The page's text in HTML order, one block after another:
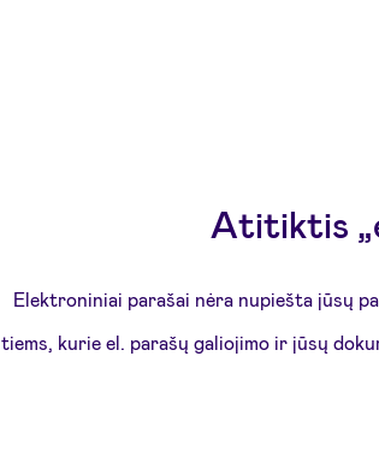
Atitiktis
Elektroniniai parašai nėra nupiešta jūsų
tiems, kurie el. parašų galiojimo ir jūsų